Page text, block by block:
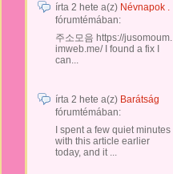
írta 2 hete a(z) Névnapok .
fórumtémában:
주소모음 https://jusomoum.
imweb.me/ I found a fix I
can...
írta 2 hete a(z) Barátság
fórumtémában:
I spent a few quiet minutes
with this article earlier
today, and it ...